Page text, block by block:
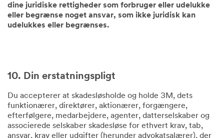
dine juridiske rettigheder som forbruger eller udelukke
eller begrænse noget ansvar, som ikke juridisk kan
udelukkes eller begrænses.
10. Din erstatningspligt
Du accepterer at skadesløsholde og holde 3M, dets
funktionærer, direktører, aktionærer, forgængere,
efterfølgere, medarbejdere, agenter, datterselskaber og
associerede selskaber skadesløse for ethvert krav, tab,
ansvar, krav eller udgifter (herunder advokatsalærer), der